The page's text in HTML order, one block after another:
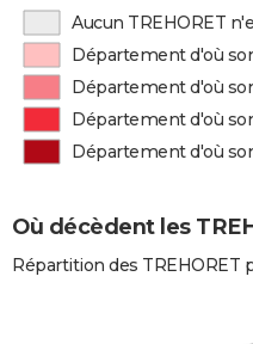
Aucun TREHORET
Département d'où
Département d'où
Département d'où
Département d'où
Où décèdent les
Répartition des TREHORET